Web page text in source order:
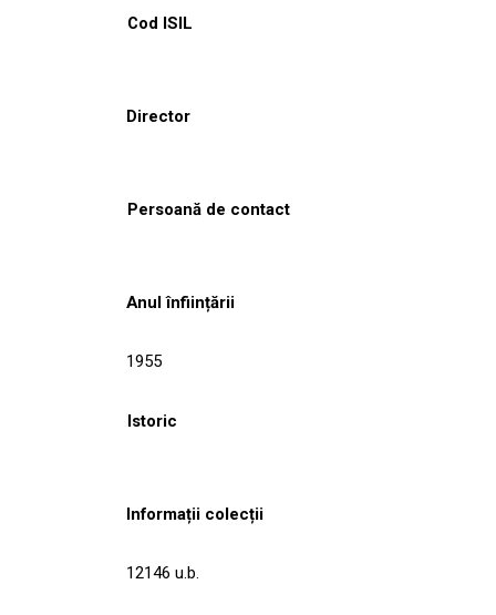
Cod ISIL
Director
Persoană de contact
Anul înființării
1955
Istoric
Informații colecții
12146 u.b.